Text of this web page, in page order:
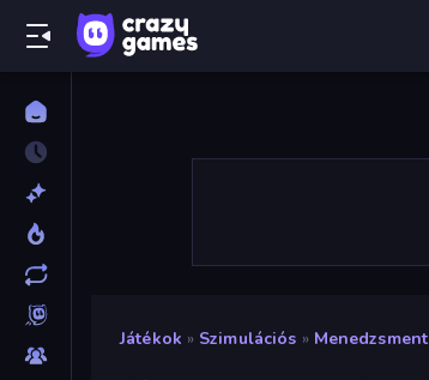
Játékok » Szimulációs » Menedzsment